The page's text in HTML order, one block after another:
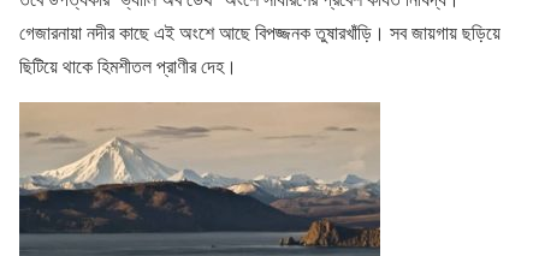
গেজারনায়া নদীর কাছে এই অংশে আছে বিপজ্জনক তুষারখাঁড়ি। সব জায়গায় ছড়িয়ে
ছিটিয়ে থাকে হিমশীতল প্রাণীর দেহ।